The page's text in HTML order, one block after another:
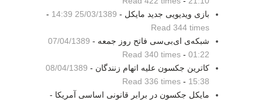
بازی ویدیویی جدید مایکل - 25/03/1389 14:39
-
Read 344 times
شبکه‌ی ای‌بی‌سی فاتح روز جمعه - 07/04/1389
01:22
-
Read 340 times
کاترین جکسون علیه اتهام زنندگان - 08/04/1389
15:38
-
Read 336 times
مایکل جکسون در برابر قانونی اساسی آمریکا -